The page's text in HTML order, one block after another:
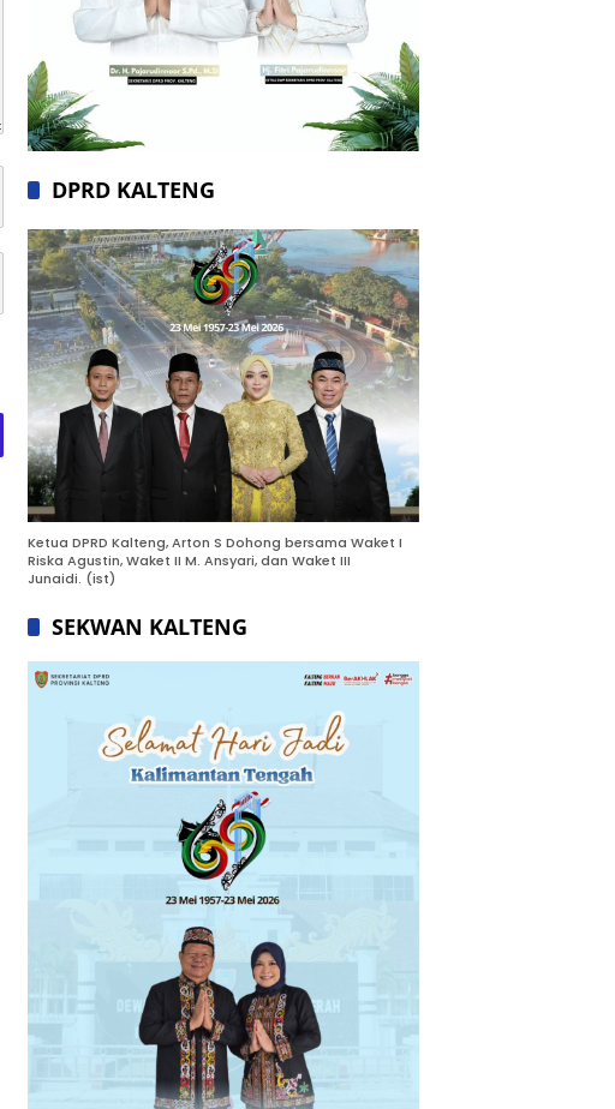
DPRD KALTENG
Ketua DPRD Kalteng, Arton S Dohong bersama Waket I
Riska Agustin, Waket II M. Ansyari, dan Waket III
Junaidi. (ist)
SEKWAN KALTENG